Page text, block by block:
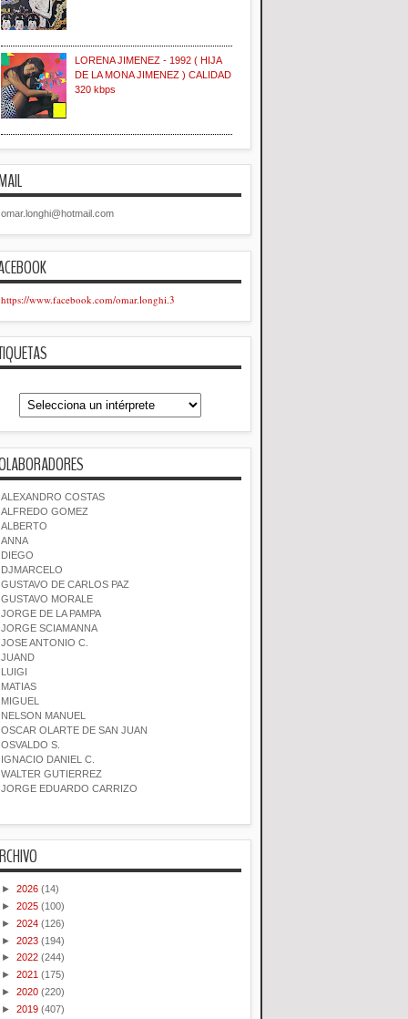
LORENA JIMENEZ - 1992 ( HIJA
DE LA MONA JIMENEZ ) CALIDAD
320 kbps
omar.longhi@hotmail.com
https://www.facebook.com/omar.longhi.3
ALEXANDRO COSTAS
ALFREDO GOMEZ
ALBERTO
ANNA
DIEGO
DJMARCELO
GUSTAVO DE CARLOS PAZ
GUSTAVO MORALE
JORGE DE LA PAMPA
JORGE SCIAMANNA
JOSE ANTONIO C.
JUAND
LUIGI
MATIAS
MIGUEL
NELSON MANUEL
OSCAR OLARTE DE SAN JUAN
OSVALDO S.
IGNACIO DANIEL C.
WALTER GUTIERREZ
JORGE EDUARDO CARRIZO
► 2026 (14)
► 2025 (100)
► 2024 (126)
► 2023 (194)
► 2022 (244)
► 2021 (175)
► 2020 (220)
► 2019 (407)